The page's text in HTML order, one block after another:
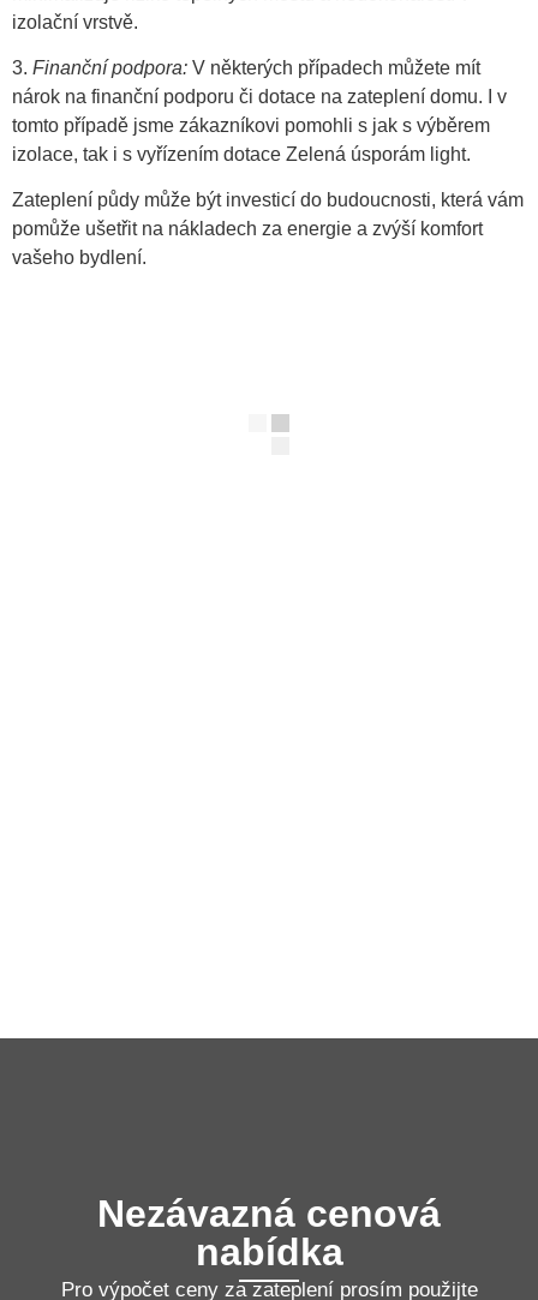
izolační vrstvě.
3.⁠ ⁠ Finanční podpora: V některých případech můžete mít
nárok na finanční podporu či dotace na zateplení domu. I v
tomto případě jsme zákazníkovi pomohli s jak s výběrem
izolace, tak i s vyřízením dotace Zelená úsporám light.
Zateplení půdy může být investicí do budoucnosti, která vám
pomůže ušetřit na nákladech za energie a zvýší komfort
vašeho bydlení.
Nezávazná cenová
nabídka
Pro výpočet ceny za zateplení prosím použijte